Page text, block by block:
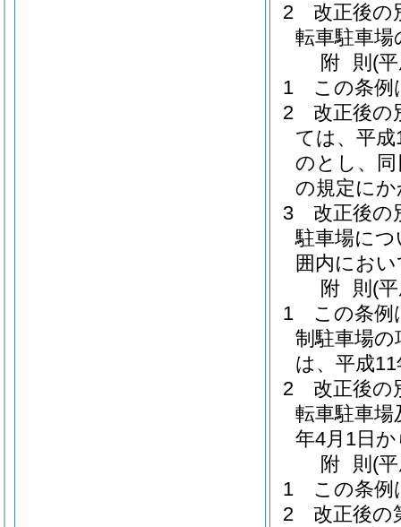
2
改正後の
転車駐車場
附 則 (
1
この条例
2
改正後の
ては、平
のとし、
の規定に
3
改正後の
駐車場に
囲内にお
附 則 (
1
この条例
制駐車場の
は、平成
2
改正後の
転車駐車場
年4月1日
附 則 (
1
この条例
2
改正後の